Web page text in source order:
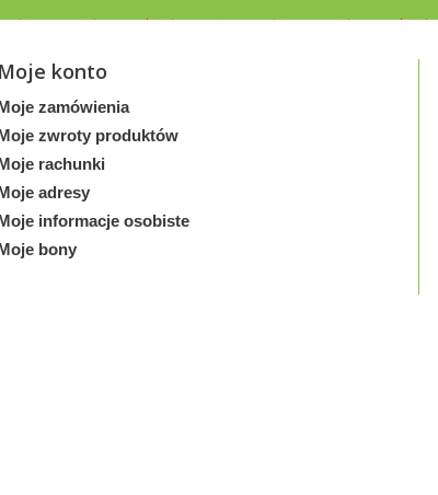
Moje konto
zamówienia
zwroty produktów
rachunki
adresy
informacje osobiste
bony